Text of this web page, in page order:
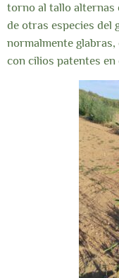
torno al tallo alternas
de otras especies del
normalmente
con cilios patentes en